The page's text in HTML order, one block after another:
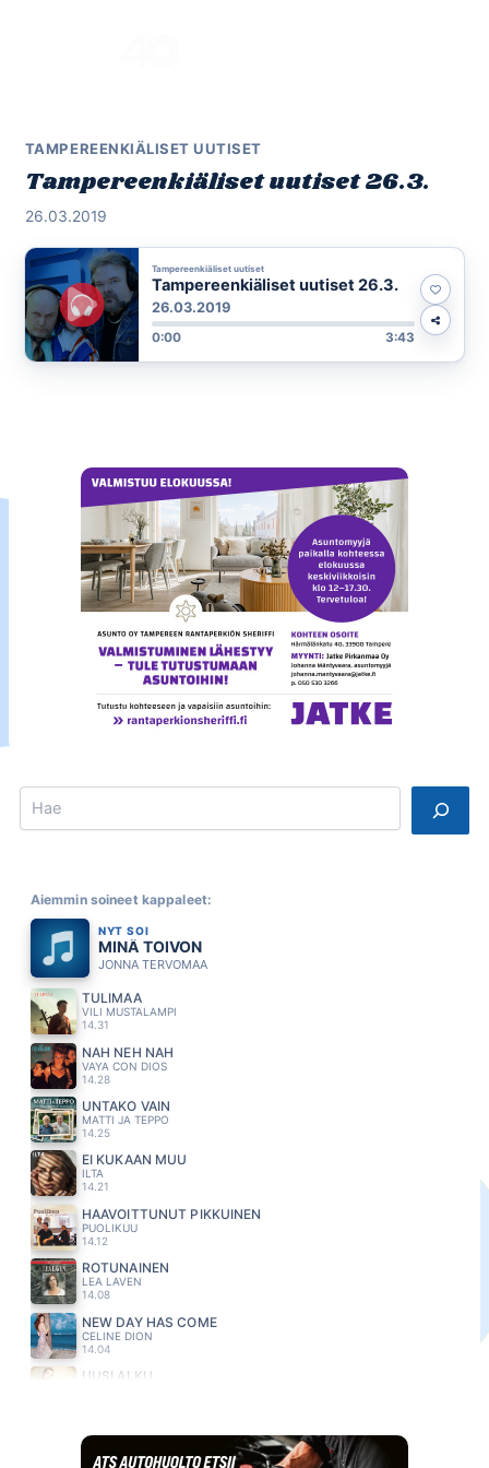
TAMPEREENKIÄLISET UUTISET
Tampereenkiäliset uutiset 26.3.
26.03.2019
Tampereenkiäliset uutiset
Tampereenkiäliset uutiset 26.3.
26.03.2019
0:00 3:43
Search
Aiemmin soineet kappaleet:
NYT SOI
MINÄ TOIVON
JONNA TERVOMAA
TULIMAA
VILI MUSTALAMPI
14.31
NAH NEH NAH
VAYA CON DIOS
14.28
UNTAKO VAIN
MATTI JA TEPPO
14.25
EI KUKAAN MUU
ILTA
14.21
HAAVOITTUNUT PIKKUINEN
PUOLIKUU
14.12
ROTUNAINEN
LEA LAVEN
14.08
NEW DAY HAS COME
CELINE DION
14.04
UUSI ALKU
EPPU NORMAALI
13.55